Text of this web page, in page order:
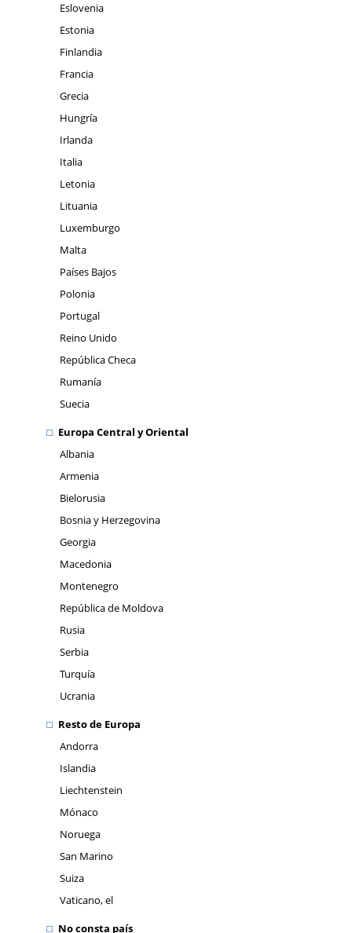
Eslovenia
Estonia
Finlandia
Francia
Grecia
Hungría
Irlanda
Italia
Letonia
Lituania
Luxemburgo
Malta
Países Bajos
Polonia
Portugal
Reino Unido
República Checa
Rumanía
Suecia
Europa Central y Oriental
Albania
Armenia
Bielorusia
Bosnia y Herzegovina
Georgia
Macedonia
Montenegro
República de Moldova
Rusia
Serbia
Turquía
Ucrania
Resto de Europa
Andorra
Islandia
Liechtenstein
Mónaco
Noruega
San Marino
Suiza
Vaticano, el
No consta país